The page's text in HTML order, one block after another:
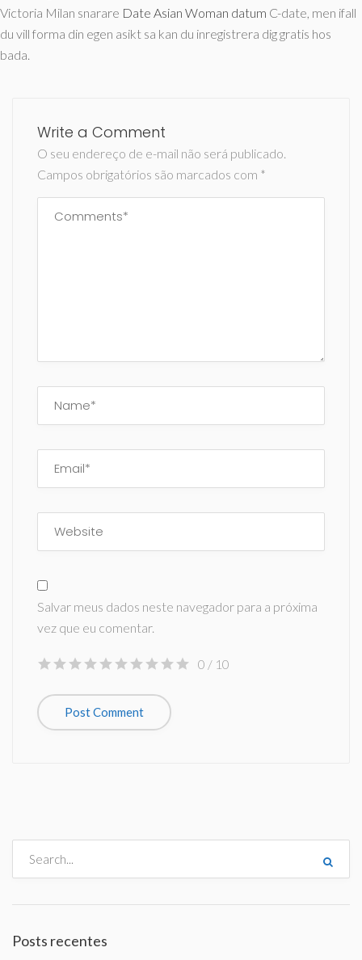
Victoria Milan snarare Date Asian Woman datum C-date, men ifall
du vill forma din egen asikt sa kan du inregistrera dig gratis hos
bada.
Write a Comment
O seu endereço de e-mail não será publicado.
Campos obrigatórios são marcados com *
Salvar meus dados neste navegador para a próxima
vez que eu comentar.
0 / 10
Posts recentes